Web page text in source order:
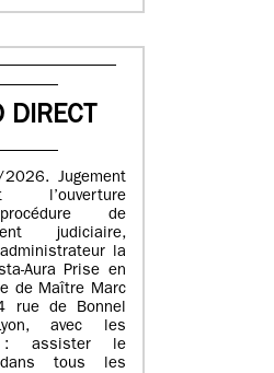
DIRECT
Jugement
l’ouverture
de
judiciaire,
la
Aura Prise en
de Maître Marc
rue de Bonnel
avec les
: assister le
tous les